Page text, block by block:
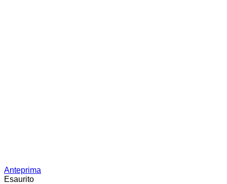
Anteprima
Esaurito